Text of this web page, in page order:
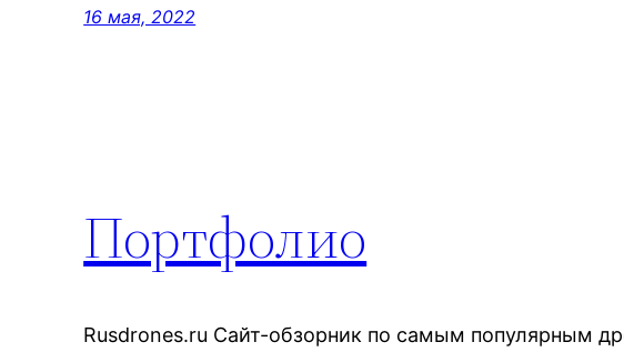
16 мая, 2022
Портфолио
Rusdrones.ru Сайт-обзорник по самым популярным